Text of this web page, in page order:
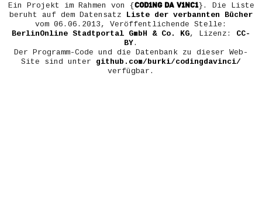
Ein Projekt im Rahmen von {COD1NG DA V1NC1}. Die Liste
beruht auf dem Datensatz Liste der verbannten Bücher
vom 06.06.2013, Veröffentlichende Stelle:
BerlinOnline Stadtportal GmbH & Co. KG, Lizenz: CC-
BY.
Der Programm-Code und die Datenbank zu dieser Web-
Site sind unter github.com/burki/codingdavinci/
verfügbar.